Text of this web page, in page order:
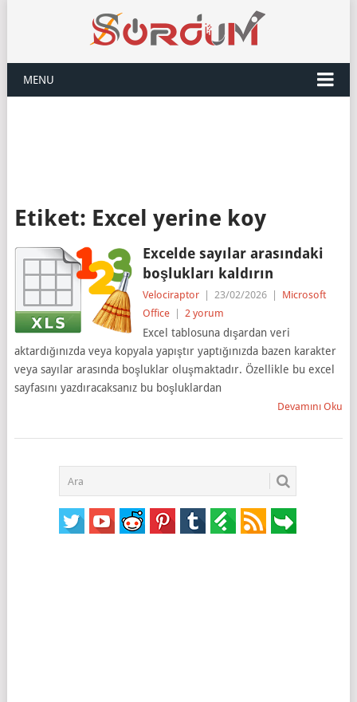
MENU
Etiket: Excel yerine koy
Excelde sayılar arasındaki
boşlukları kaldırın
Velociraptor 23/02/2026
Microsoft
Office
2 yorum
Excel tablosuna dışardan veri
aktardığınızda veya kopyala yapıştır yaptığınızda bazen karakter
veya sayılar arasında boşluklar oluşmaktadır. Özellikle bu excel
sayfasını yazdıracaksanız bu boşluklardan
Devamını Oku